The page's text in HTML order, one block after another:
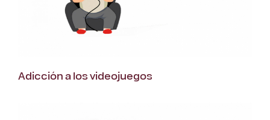
Adicción a los videojuegos